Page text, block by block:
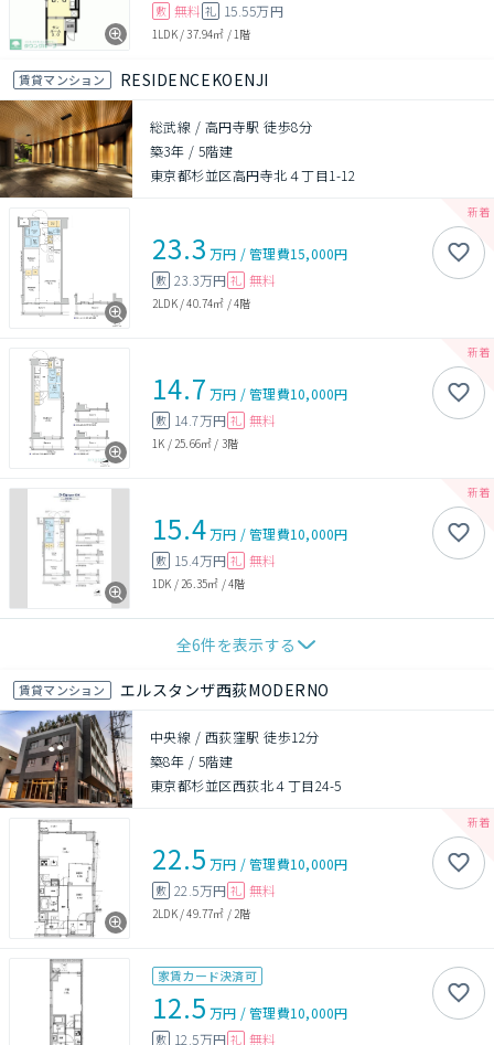
敷 無料 礼 15.55万円
1LDK/37.94㎡ /1階
賃貸マンション RESIDENCEKOENJI
総武線 / 高円寺駅 徒歩8分
築3年 / 5階建
東京都杉並区高円寺北４丁目1-12
23.3 万円 /管理費15,000円
敷 23.3万円 礼 無料
2LDK/40.74㎡ /4階
14.7 万円 /管理費10,000円
敷 14.7万円 礼 無料
1K / 25.66㎡ / 3階
15.4万円 /管理費10,000円
敷 15.4万円 礼 無料
1DK / 26.35㎡ /4階
全6件を表示する
賃貸マンション エルスタンザ西荻MODERNO
中央線 / 西荻窪駅 徒歩12分
築8年 / 5階建
東京都杉並区西荻北４丁目24-5
22.5 万円 /管理費10,000円
敷 22.5万円 礼 無料
2LDK/49.77㎡ / 2階
家賃カード決済可
12.5 万円 /管理費10,000円
敷 12.5万円 礼 無料